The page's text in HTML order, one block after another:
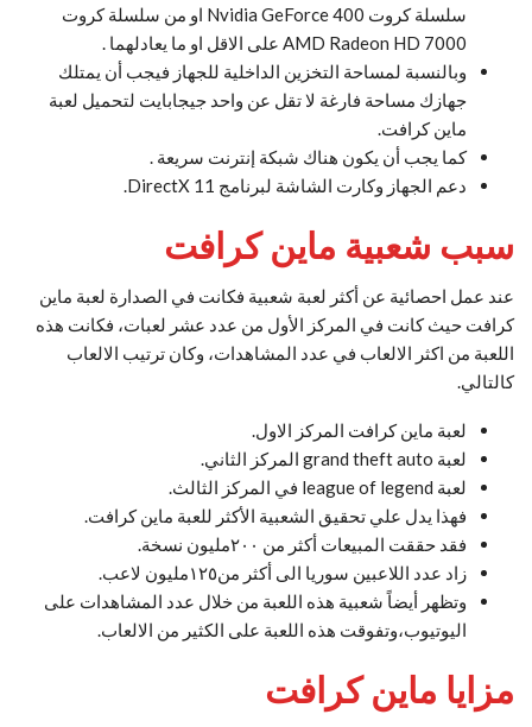
سلسلة كروت Nvidia GeForce 400 او من سلسلة كروت
AMD Radeon HD 7000 على الاقل او ما يعادلهما .
وبالنسبة لمساحة التخزين الداخلية للجهاز فيجب أن يمتلك
جهازك مساحة فارغة لا تقل عن واحد جيجابايت لتحميل لعبة
ماين كرافت.
كما يجب أن يكون هناك شبكة إنترنت سريعة .
دعم الجهاز وكارت الشاشة لبرنامج 11 DirectX.
سبب شعبية ماين كرافت
عند عمل احصائية عن أكثر لعبة شعبية فكانت في الصدارة لعبة ماين
كرافت حيث كانت في المركز الأول من عدد عشر لعبات، فكانت هذه
اللعبة من اكثر الالعاب في عدد المشاهدات، وكان ترتيب الالعاب
كالتالي.
لعبة ماين كرافت المركز الاول.
لعبة grand theft auto المركز الثاني.
لعبة league of legend في المركز الثالث.
فهذا يدل علي تحقيق الشعبية الأكثر للعبة ماين كرافت.
فقد حققت المبيعات أكثر من ٢٠٠مليون نسخة.
زاد عدد اللاعبين سوريا الى أكثر من١٢٥مليون لاعب.
وتظهر أيضاً شعبية هذه اللعبة من خلال عدد المشاهدات على
اليوتيوب،وتفوقت هذه اللعبة على الكثير من الالعاب.
مزايا ماين كرافت